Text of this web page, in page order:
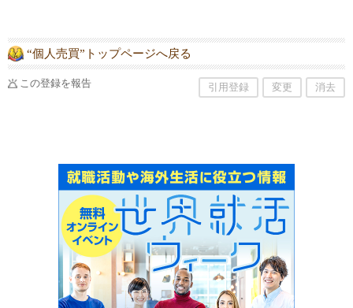
ひお気軽にお問い合わせください。
“個人売買”トップページへ戻る
この登録を報告 引用登録 変更 消去